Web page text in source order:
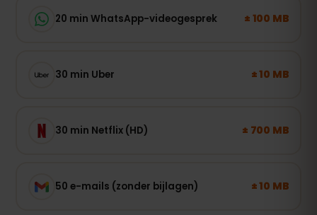
20 min WhatsApp-videogesprek ± 100 MB
30 min Uber ± 10 MB
30 min Netflix (HD) ± 700 MB
50 e-mails (zonder bijlagen) ± 10 MB